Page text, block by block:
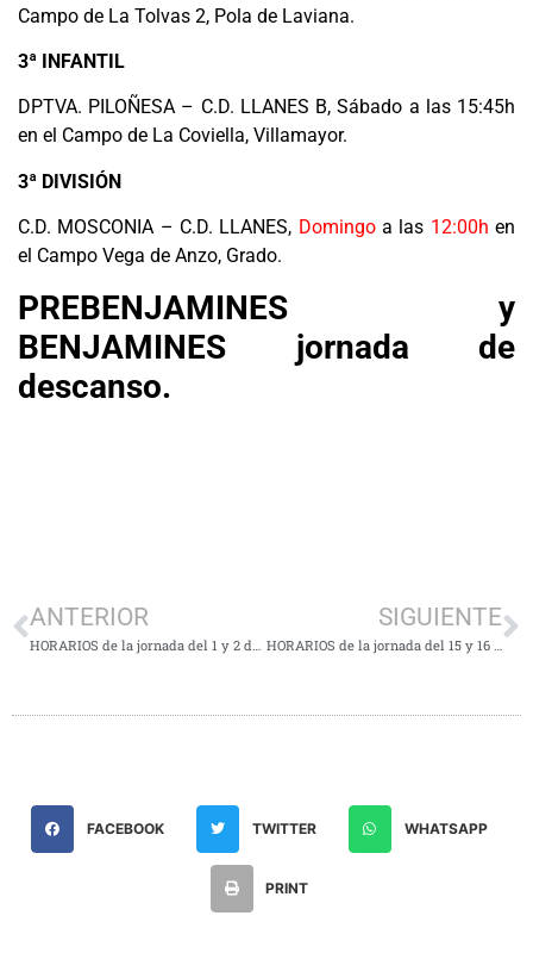
Campo de La Tolvas 2, Pola de Laviana.
3ª INFANTIL
DPTVA. PILOÑESA – C.D. LLANES B, Sábado a las 15:45h
en el Campo de La Coviella, Villamayor.
3ª DIVISIÓN
C.D. MOSCONIA – C.D. LLANES, Domingoa las 12:00h en
el Campo Vega de Anzo, Grado.
PREBENJAMINES y
BENJAMINES jornada de
descanso.
ANTERIOR
HORARIOS de la jornada del 1 y 2 de Diciembre
SIGUIENTE
HORARIOS de la jornada del 15 y 16 de Diciembre
FACEBOOK TWITTER WHATSAPP
PRINT